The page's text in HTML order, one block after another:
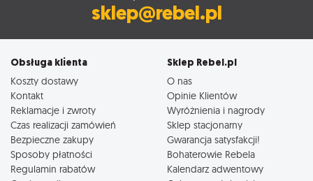
sklep@rebel.pl
Obsługa klienta
Koszty dostawy
Kontakt
Reklamacje i zwroty
Czas realizacji zamówień
Bezpieczne zakupy
Sposoby płatności
Regulamin rabatów
Sklep Rebel.pl
O nas
Opinie Klientów
Wyróżnienia i nagrody
Sklep stacjonarny
Gwarancja satysfakcji!
Bohaterowie Rebela
Kalendarz adwentowy